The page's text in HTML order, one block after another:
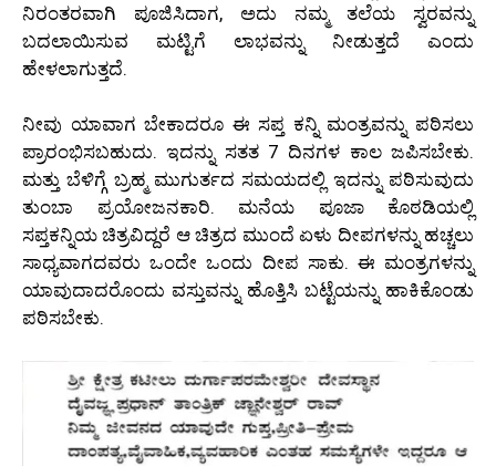
ನಿರಂತರವಾಗಿ ಪೂಜಿಸಿದಾಗ, ಅದು ನಮ್ಮ ತಲೆಯ ಸ್ವರವನ್ನು
ಬದಲಾಯಿಸುವ ಮಟ್ಟಿಗೆ ಲಾಭವನ್ನು ನೀಡುತ್ತದೆ ಎಂದು
ಹೇಳಲಾಗುತ್ತದೆ.
ನೀವು ಯಾವಾಗ ಬೇಕಾದರೂ ಈ ಸಪ್ತ ಕನ್ನಿ ಮಂತ್ರವನ್ನು ಪಠಿಸಲು
ಪ್ರಾರಂಭಿಸಬಹುದು. ಇದನ್ನು ಸತತ 7 ದಿನಗಳ ಕಾಲ ಜಪಿಸಬೇಕು.
ಮತ್ತು ಬೆಳಿಗ್ಗೆ ಬ್ರಹ್ಮ ಮುಗುರ್ತದ ಸಮಯದಲ್ಲಿ ಇದನ್ನು ಪಠಿಸುವುದು
ತುಂಬಾ ಪ್ರಯೋಜನಕಾರಿ. ಮನೆಯ ಪೂಜಾ ಕೊಠಡಿಯಲ್ಲಿ
ಸಪ್ತಕನ್ನಿಯ ಚಿತ್ರವಿದ್ದರೆ ಆ ಚಿತ್ರದ ಮುಂದೆ ಏಳು ದೀಪಗಳನ್ನು ಹಚ್ಚಲು
ಸಾಧ್ಯವಾಗದವರು ಒಂದೇ ಒಂದು ದೀಪ ಸಾಕು. ಈ ಮಂತ್ರಗಳನ್ನು
ಯಾವುದಾದರೊಂದು ವಸ್ತುವನ್ನು ಹೊತ್ತಿಸಿ ಬಟ್ಟೆಯನ್ನು ಹಾಕಿಕೊಂಡು
ಪಠಿಸಬೇಕು.